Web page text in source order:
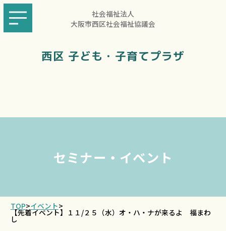
社会福祉法人
大阪市西区社会福祉協議会
西区 子ども・子育てプラザ
セミナー・イベント
TOP>イベント>
【先着イベント】１１/２５（水）オ・ハ・ナが来るよ 福まわ
し